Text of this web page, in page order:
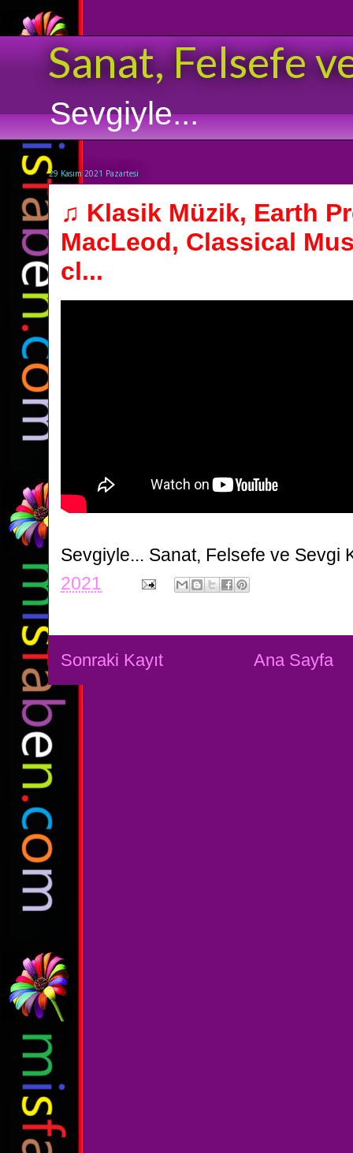
Sanat, Felsefe
Sevgiyle...
29 Kasım 2021 Pazartesi
♫ Klasik Müzik, Earth
MacLeod, Classical
cl...
Sevgiyle... Sanat, Felsefe ve Sevgi
2021
Sonraki Kayıt Ana Sayfa